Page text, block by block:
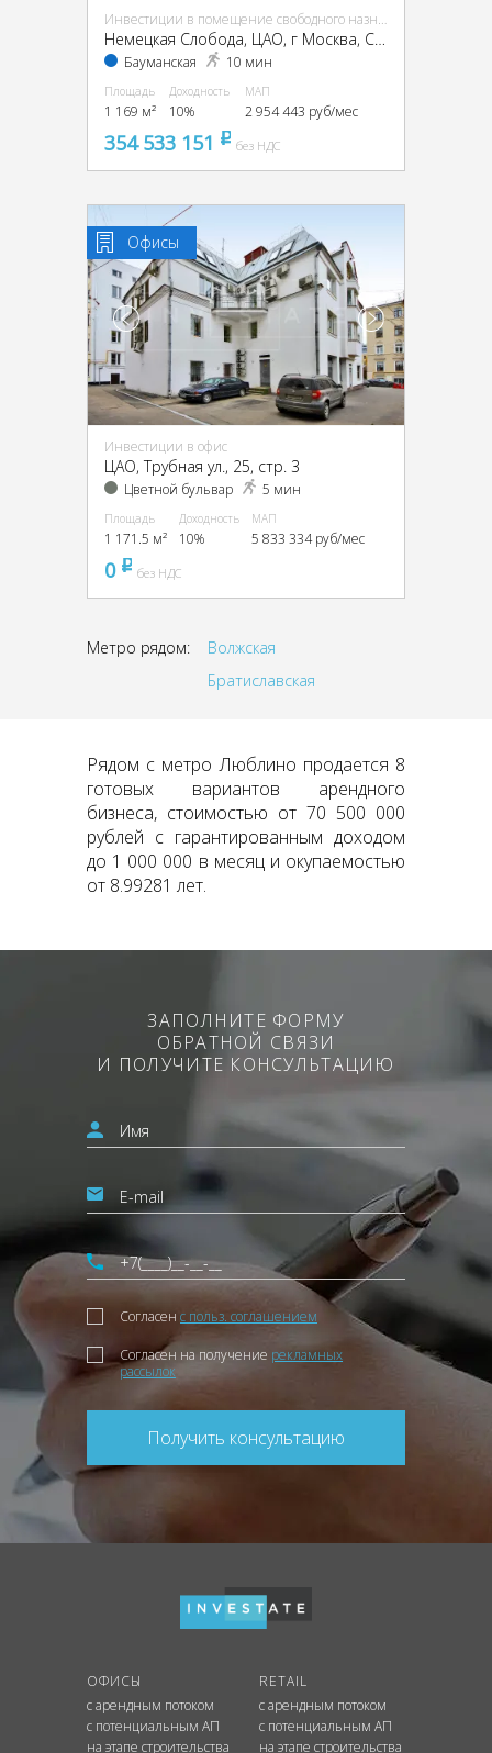
Инвестиции в помещение свободного назначения (ПСН)
Немецкая Слобода, ЦАО, г Москва, Спартаковская ул., 11, стр. 1
Бауманская 10 мин
Площадь
1 169 м²
Доходность
10%
МАП
2 954 443 руб/мес
354 533 151 pуббез НДС
Офисы
Инвестиции в офис
ЦАО, Трубная ул., 25, стр. 3
Цветной бульвар 5 мин
Площадь
1 171.5 м²
Доходность
10%
МАП
5 833 334 руб/мес
0 pуббез НДС
Метро рядом:
Волжская
Братиславская
Рядом с метро Люблино продается 8
готовых вариантов арендного
бизнеса, стоимостью от 70 500 000
рублей с гарантированным доходом
до 1 000 000 в месяц и окупаемостью
от 8.99281 лет.
ЗАПОЛНИТЕ ФОРМУ
ОБРАТНОЙ СВЯЗИ
И ПОЛУЧИТЕ КОНСУЛЬТАЦИЮ
Согласен с польз. соглашением
Согласен на получение рекламных
рассылок
Получить консультацию
ОФИСЫ
с арендным потоком
с потенциальным АП
на этапе строительства
RETAIL
с арендным потоком
с потенциальным АП
на этапе строительства